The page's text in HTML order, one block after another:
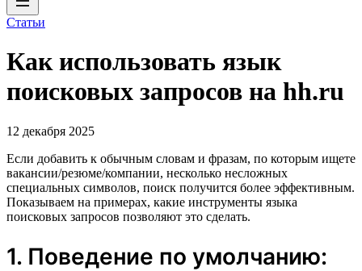
Статьи
Как использовать язык
поисковых запросов на hh.ru
12 декабря 2025
Если добавить к обычным словам и фразам, по которым ищете
вакансии/резюме/компании, несколько несложных
специальных символов, поиск получится более эффективным.
Показываем на примерах, какие инструменты языка
поисковых запросов позволяют это сделать.
1. Поведение по умолчанию: